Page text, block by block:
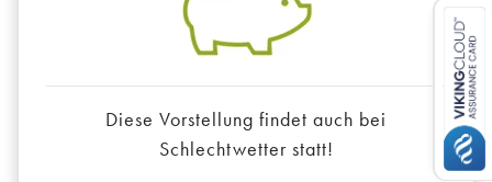
Diese Vorstellung findet auch bei
Schlechtwetter statt!